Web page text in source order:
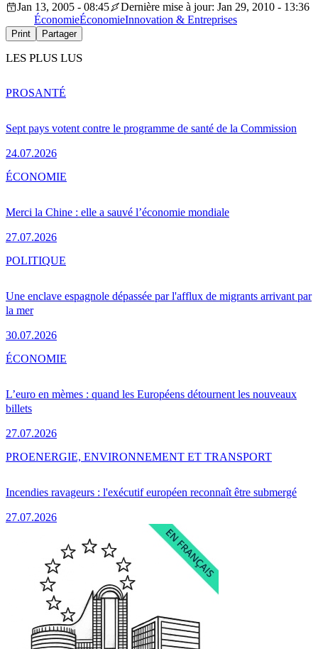
Jan 13, 2005 - 08:45
Dernière mise à jour: Jan 29, 2010 - 13:36
ÉconomieÉconomieInnovation & Entreprises
Print Partager
LES PLUS LUS
Sept pays votent contre le programme de santé de la Commission
24.07.2026
PROSANTÉ
Merci la Chine : elle a sauvé l’économie mondiale
27.07.2026
ÉCONOMIE
Une enclave espagnole dépassée par l'afflux de migrants arrivant par
la mer
30.07.2026
POLITIQUE
L’euro en mèmes : quand les Européens détournent les nouveaux
billets
27.07.2026
ÉCONOMIE
Incendies ravageurs : l'exécutif européen reconnaît être submergé
27.07.2026
PROENERGIE, ENVIRONNEMENT ET TRANSPORT